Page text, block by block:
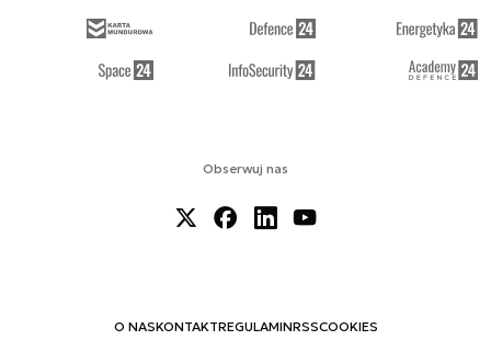
Obserwuj nas
O NASKONTAKTREGULAMINRSSCOOKIES